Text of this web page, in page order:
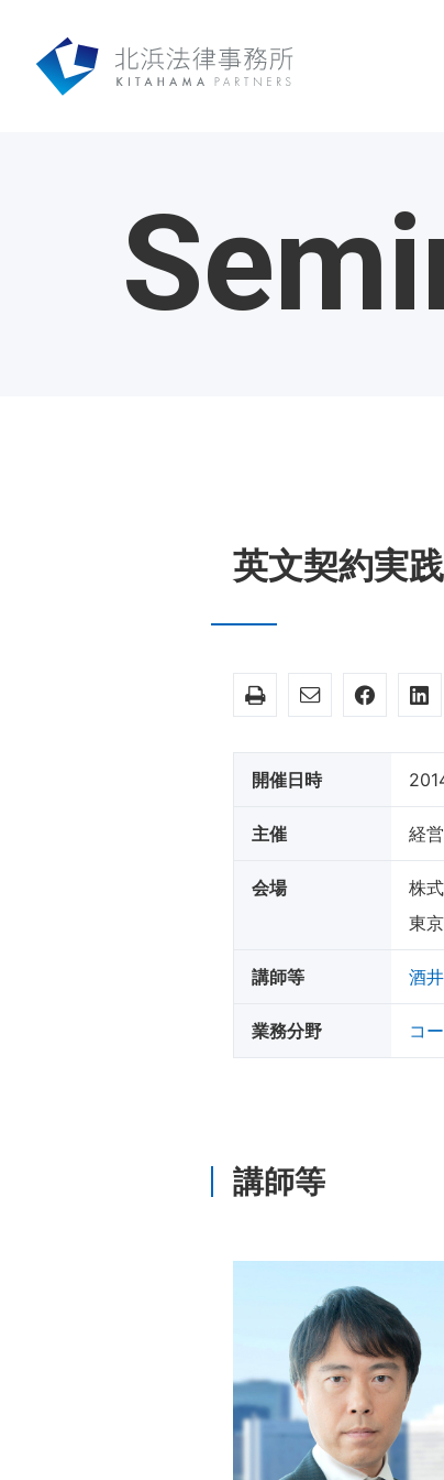
英文契約
開催日時
主催 経
会場
株
東
講師等 酒
業務分野 コ
講師等